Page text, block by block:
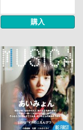
購入